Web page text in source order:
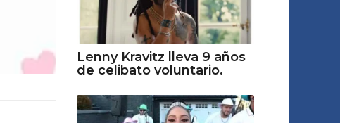
Lenny Kravitz lleva 9 años
de celibato voluntario.